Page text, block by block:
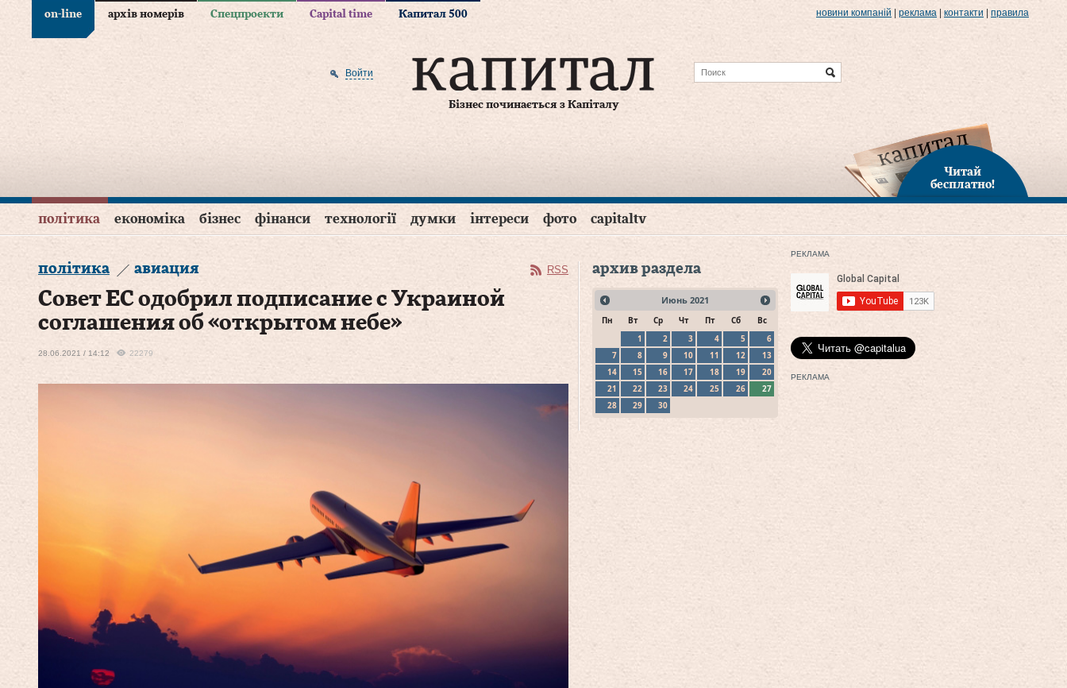
on-line архів номерів Спецпроекти Capital time Капитал 500 новини компаній реклама контакти правила
Бізнес починається з Капіталу
Войти
Читай
бесплатно!
політика економіка бізнес фінанси технології думки інтереси фото capitaltv
політика авиация RSS
Совет ЕС одобрил подписание с Украиной
соглашения об «открытом небе»
28.06.2021 / 14:12 22279
архив раздела
Июнь 2021
Пн Вт Ср Чт Пт Сб
Вс
1
2 3 4 5
6
7
8 9 10 11 12
13
14
15 16 17 18 19
20
21
22 23 24 25 26
27
28
29 30
РЕКЛАМА
РЕКЛАМА